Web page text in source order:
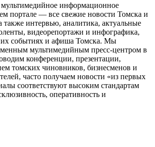
информационное
портале — все свежие новости Томска и
также интервью, аналитика, актуальные
видеорепортажи и инфографика,
событиях и афиша Томска. Мы
мультимедийным пресс-центром в
конференции, презентации,
томских чиновников, бизнесменов и
часто получаем новости «из первых
соответствуют высоким стандартам
оперативность и